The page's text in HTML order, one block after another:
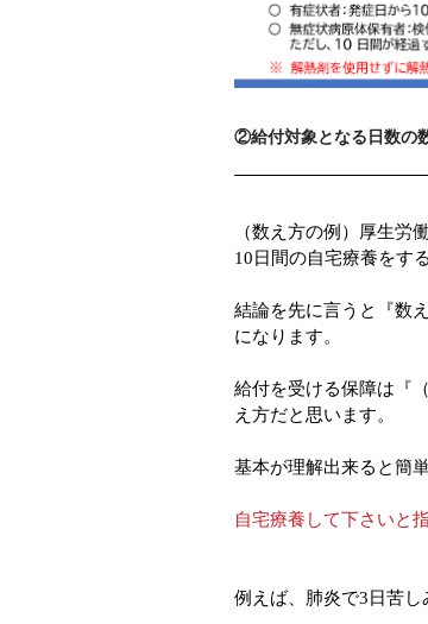
②給付対象となる日数の
（数え方の例）厚生労
10日間の自宅療養をす
結論を先に言うと『数
になります。
給付を受ける保障は『
え方だと思います。
基本が理解出来ると簡
自宅療養して下さいと
例えば、肺炎で3日苦し